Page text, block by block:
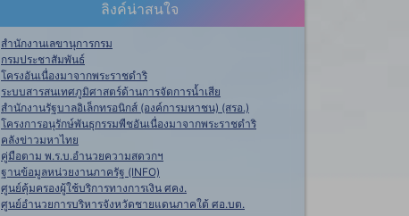
ลิงค์น่าสนใจ
สำนักงานเลขานุการกรม
กรมประชาสัมพันธ์
โครงอันเนื่องมาจากพระราชดำริ
ระบบสารสนเทศภูมิศาสตร์ด้านการจัดการน้ำเสีย
สำนักงานรัฐบาลอิเล็กทรอนิกส์ (องค์การมหาชน) (สรอ.)
โครงการอนุรักษ์พันธุกรรมพืชอันเนื่องมาจากพระราชดำริ
คลังข่าวมหาไทย
คู่มือตาม พ.ร.บ.อำนวยความสดวกฯ
ฐานข้อมูลหน่วยงานภาครัฐ (INFO)
ศูนย์คุ้มครองผู้ใช้บริการทางการเงิน ศคง.
ศูนย์อำนวยการบริหารจังหวัดชายแดนภาคใต้ ศอ.บต.